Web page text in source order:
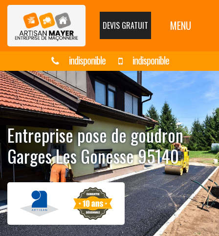
DEVIS GRATUIT MENU
indisponible indisponible
Entreprise pose de goudron
Garges Les Gonesse 95140